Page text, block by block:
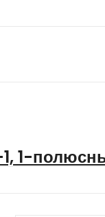
1-